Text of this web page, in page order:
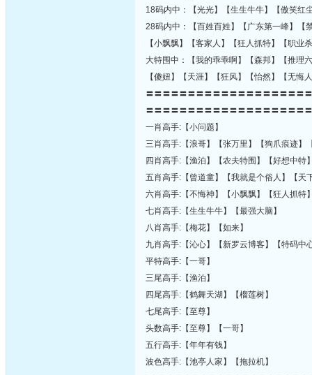
18码内中：【光光】【生生牛牛】【傲笑红
28码内中：【百姓百姓】【广东第一峰】【
【小飘飘】【客家人】【狂人抓特】【职业
大特围中：【我的乖乖啊】【森邦】【推理
【傻妞】【天涯】【狂风】【怡然】【无
〓〓〓〓〓〓〓〓〓〓〓〓〓〓〓〓〓〓〓
〓〓〓〓〓〓〓〓〓〓〓〓〓〓〓〓〓〓〓
一肖高手:【小问题】
三肖高手:【浪哥】【张万里】【狗爪痕迹】
四肖高手:【渔泊】【农夫特围】【好想中特
五肖高手:【曾道童】【我就是个俗人】【天
六肖高手:【不悔神】【小飘飘】【狂人抓特
七肖高手:【生生牛牛】【最强大脑】
八肖高手:【梅花】【如来】
九肖高手:【沁心】【新罗云博客】【特码
平特高手:【一哥】
三尾高手:【渔泊】
四尾高手:【鹤舞天湖】【榴莲树】
七尾高手:【至尊】
头数高手:【至尊】【一哥】
五行高手:【年年有钱】
波色高手:【池亭人家】【拖拉机】